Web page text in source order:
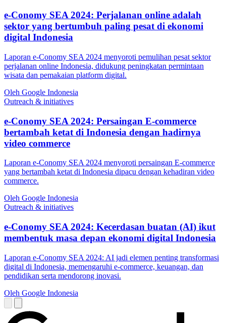
e-Conomy SEA 2024: Perjalanan online adalah
sektor yang bertumbuh paling pesat di ekonomi
digital Indonesia
Laporan e-Conomy SEA 2024 menyoroti pemulihan pesat sektor
perjalanan online Indonesia, didukung peningkatan permintaan
wisata dan pemakaian platform digital.
Oleh Google Indonesia
Outreach & initiatives
e-Conomy SEA 2024: Persaingan E-commerce
bertambah ketat di Indonesia dengan hadirnya
video commerce
Laporan e-Conomy SEA 2024 menyoroti persaingan E-commerce
yang bertambah ketat di Indonesia dipacu dengan kehadiran video
commerce.
Oleh Google Indonesia
Outreach & initiatives
e-Conomy SEA 2024: Kecerdasan buatan (AI) ikut
membentuk masa depan ekonomi digital Indonesia
Laporan e-Conomy SEA 2024: AI jadi elemen penting transformasi
digital di Indonesia, memengaruhi e-commerce, keuangan, dan
pendidikan serta mendorong inovasi.
Oleh Google Indonesia